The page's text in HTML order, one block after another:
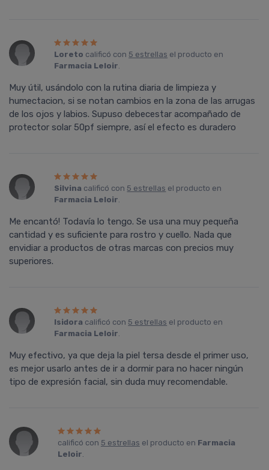
Loreto calificó con 5 estrellas el producto en
Farmacia Leloir.
Muy útil, usándolo con la rutina diaria de limpieza y
humectacion, si se notan cambios en la zona de las arrugas
de los ojos y labios. Supuso debecestar acompañado de
protector solar 50pf siempre, así el efecto es duradero
Silvina calificó con 5 estrellas el producto en
Farmacia Leloir.
Me encantó! Todavía lo tengo. Se usa una muy pequeña
cantidad y es suficiente para rostro y cuello. Nada que
envidiar a productos de otras marcas con precios muy
superiores.
Isidora calificó con 5 estrellas el producto en
Farmacia Leloir.
Muy efectivo, ya que deja la piel tersa desde el primer uso,
es mejor usarlo antes de ir a dormir para no hacer ningún
tipo de expresión facial, sin duda muy recomendable.
calificó con 5 estrellas el producto en Farmacia
Leloir.